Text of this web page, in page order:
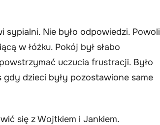
sypialni. Nie było odpowiedzi. Powoli
w łóżku. Pokój był słabo
uczucia frustracji. Było
gdy dzieci były pozostawione same
się z Wojtkiem i Jankiem.